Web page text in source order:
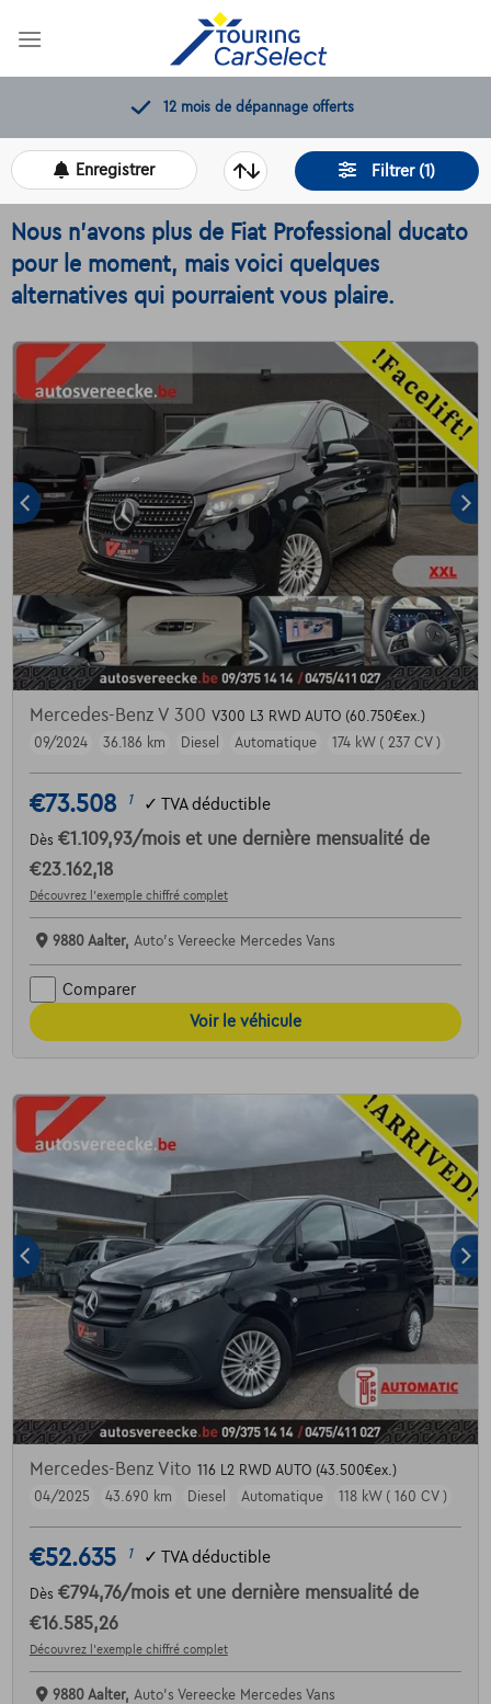
12 mois de dépannage offerts
Filtrer (1)
Enregistrer
Nous n'avons plus de Fiat Professional ducato
pour le moment, mais voici quelques
alternatives qui pourraient vous plaire.
Mercedes-Benz V 300 V300 L3 RWD AUTO (60.750€ex.)
09/2024
36.186 km Diesel Automatique 174 kW ( 237 CV )
€73.508 1 ✓ TVA déductible
Dès €1.109,93/mois et une dernière mensualité de
€23.162,18
Découvrez l’exemple chiffré complet
9880 Aalter, Auto's Vereecke Mercedes Vans
Comparer
Voir le véhicule
Mercedes-Benz Vito 116 L2 RWD AUTO (43.500€ex.)
04/2025
43.690 km Diesel Automatique 118 kW ( 160 CV )
€52.635 1 ✓ TVA déductible
Dès €794,76/mois et une dernière mensualité de
€16.585,26
Découvrez l’exemple chiffré complet
9880 Aalter, Auto's Vereecke Mercedes Vans